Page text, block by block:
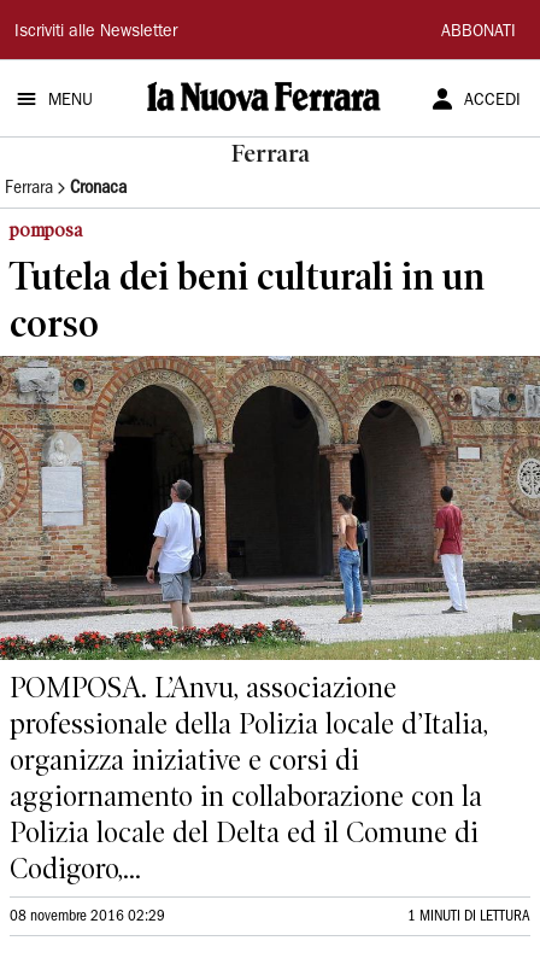
La
Nuova
Ferrara
Iscriviti alle Newsletter ABBONATI
MENU ACCEDI
Ferrara
Ferrara Cronaca
pomposa
Tutela dei beni culturali in un
corso
POMPOSA. L’Anvu, associazione
professionale della Polizia locale d’Italia,
organizza iniziative e corsi di
aggiornamento in collaborazione con la
Polizia locale del Delta ed il Comune di
Codigoro,...
08 novembre 2016 02:29 1 MINUTI DI LETTURA